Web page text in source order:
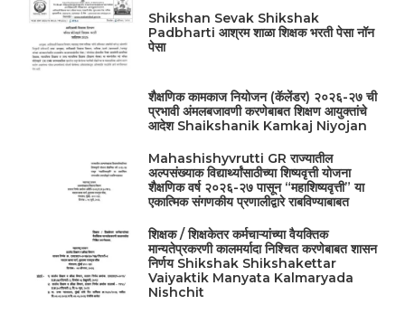
Shikshan Sevak Shikshak
Padbharti आश्रम शाळा शिक्षक भरती पेसा नॉन
पेसा
शैक्षणिक कामकाज नियोजन (कॅलेंडर) २०२६-२७ ची
प्रभावी अंमलबजावणी करणेबाबत शिक्षण आयुक्तांचे
आदेश Shaikshanik Kamkaj Niyojan
Mahashishyvrutti GR राज्यातील
अल्पसंख्याक विद्यार्थ्यांसाठीच्या शिष्यवृत्ती योजना
शैक्षणिक वर्ष २०२६-२७ पासून “महाशिष्यवृत्ती” या
एकात्मिक संगणकीय प्रणालीद्वारे राबविण्याबाबत
शिक्षक / शिक्षकेतर कर्मचाऱ्यांच्या वैयक्तिक
मान्यतेप्रकरणी कालमर्यादा निश्चित करणेबाबत शासन
निर्णय Shikshak Shikshakettar
Vaiyaktik Manyata Kalmaryada
Nishchit